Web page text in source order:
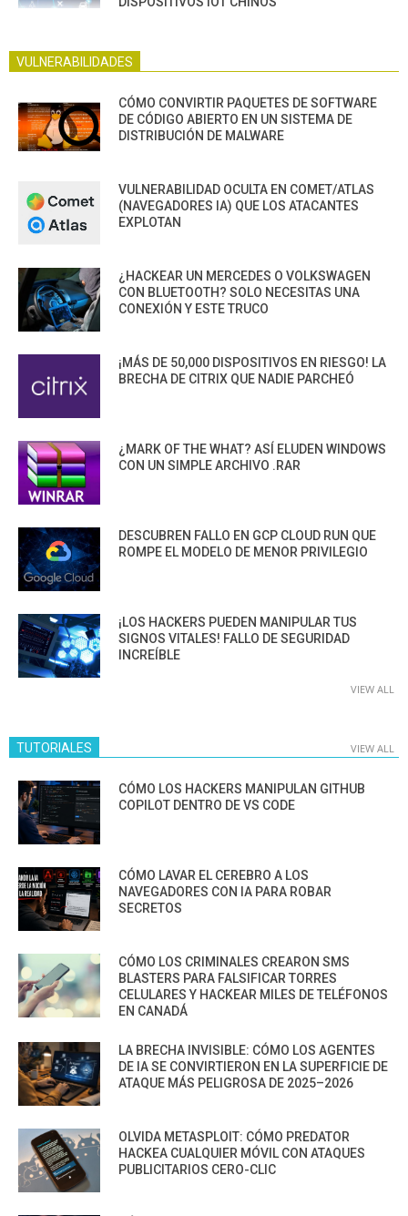
VULNERABILIDADES
CÓMO CONVIRTIR PAQUETES DE SOFTWARE
DE CÓDIGO ABIERTO EN UN SISTEMA DE
DISTRIBUCIÓN DE MALWARE
VULNERABILIDAD OCULTA EN COMET/ATLAS
(NAVEGADORES IA) QUE LOS ATACANTES
EXPLOTAN
¿HACKEAR UN MERCEDES O VOLKSWAGEN
CON BLUETOOTH? SOLO NECESITAS UNA
CONEXIÓN Y ESTE TRUCO
¡MÁS DE 50,000 DISPOSITIVOS EN RIESGO! LA
BRECHA DE CITRIX QUE NADIE PARCHEÓ
¿MARK OF THE WHAT? ASÍ ELUDEN WINDOWS
CON UN SIMPLE ARCHIVO .RAR
DESCUBREN FALLO EN GCP CLOUD RUN QUE
ROMPE EL MODELO DE MENOR PRIVILEGIO
¡LOS HACKERS PUEDEN MANIPULAR TUS
SIGNOS VITALES! FALLO DE SEGURIDAD
INCREÍBLE
VIEW ALL
TUTORIALES VIEW ALL
CÓMO LOS HACKERS MANIPULAN GITHUB
COPILOT DENTRO DE VS CODE
CÓMO LAVAR EL CEREBRO A LOS
NAVEGADORES CON IA PARA ROBAR
SECRETOS
CÓMO LOS CRIMINALES CREARON SMS
BLASTERS PARA FALSIFICAR TORRES
CELULARES Y HACKEAR MILES DE TELÉFONOS
EN CANADÁ
LA BRECHA INVISIBLE: CÓMO LOS AGENTES
DE IA SE CONVIRTIERON EN LA SUPERFICIE DE
ATAQUE MÁS PELIGROSA DE 2025–2026
OLVIDA METASPLOIT: CÓMO PREDATOR
HACKEA CUALQUIER MÓVIL CON ATAQUES
PUBLICITARIOS CERO-CLIC